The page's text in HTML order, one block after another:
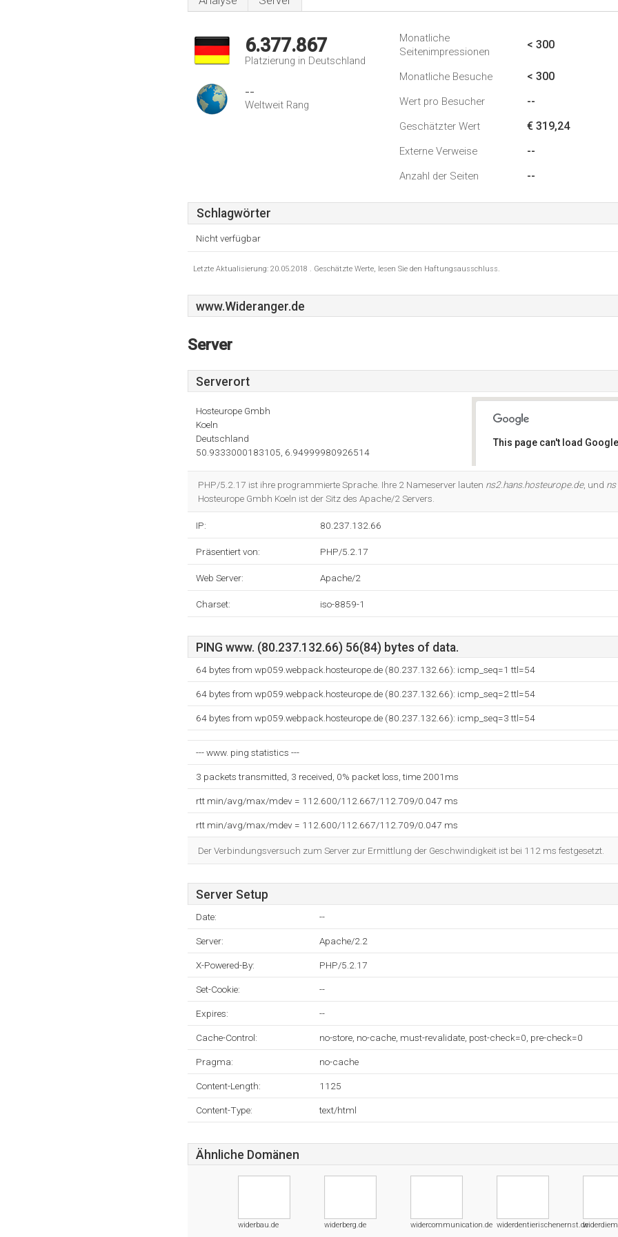
6.377.867
Platzierung in Deutschland
--
Weltweit Rang
Monatliche
Seitenimpressionen
< 300
Monatliche Besuche < 300
Wert pro Besucher --
Geschätzter Wert € 319,24
Externe Verweise --
Anzahl der Seiten --
Schlagwörter
Nicht verfügbar
Letzte Aktualisierung: 20.05.2018 . Geschätzte Werte, lesen Sie den Haftungsausschluss.
www.Wideranger.de
Server
Serverort
Hosteurope Gmbh
Koeln
Deutschland
50.9333000183105, 6.94999980926514
This page can't load
PHP/5.2.17 ist ihre programmierte Sprache. Ihre 2 Nameserver lauten ns2.hans.hosteurope.de, und
Hosteurope Gmbh Koeln ist der Sitz des Apache/2 Servers.
IP: 80.237.132.66
Präsentiert von: PHP/5.2.17
Web Server: Apache/2
Charset: iso-8859-1
PING www. (80.237.132.66) 56(84) bytes of data.
64 bytes from wp059.webpack.hosteurope.de (80.237.132.66): icmp_seq=1 ttl=54
64 bytes from wp059.webpack.hosteurope.de (80.237.132.66): icmp_seq=2 ttl=54
64 bytes from wp059.webpack.hosteurope.de (80.237.132.66): icmp_seq=3 ttl=54
--- www. ping statistics ---
3 packets transmitted, 3 received, 0% packet loss, time 2001ms
rtt min/avg/max/mdev = 112.600/112.667/112.709/0.047 ms
rtt min/avg/max/mdev = 112.600/112.667/112.709/0.047 ms
Der Verbindungsversuch zum Server zur Ermittlung der Geschwindigkeit ist bei 112 ms festgesetzt.
Server Setup
Date: --
Server: Apache/2.2
X-Powered-By: PHP/5.2.17
Set-Cookie: --
Expires: --
Cache-Control: no-store, no-cache, must-revalidate, post-check=0, pre-check=0
Pragma: no-cache
Content-Length: 1125
Content-Type: text/html
Ähnliche Domänen
widerbau.de widerberg.de widercommunication.de widerdentierischenernst.de